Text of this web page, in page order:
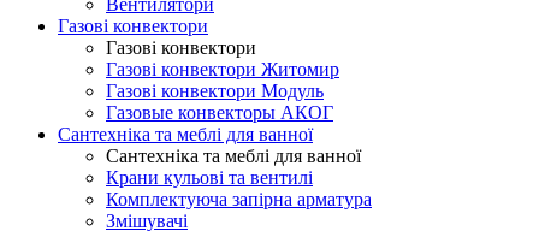
Вентилятори
Газові конвектори
Газові конвектори
Газові конвектори Житомир
Газові конвектори Модуль
Газовые конвекторы АКОГ
Сантехніка та меблі для ванної
Сантехніка та меблі для ванної
Крани кульові та вентилі
Комплектуюча запірна арматура
Змішувачі